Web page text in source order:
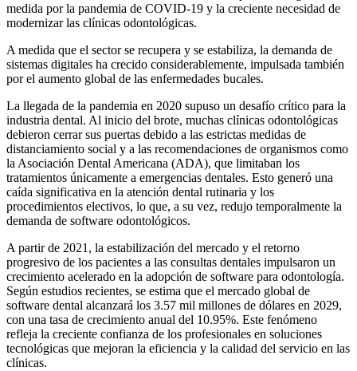
medida por la pandemia de COVID-19 y la creciente necesidad de
modernizar las clínicas odontológicas.
A medida que el sector se recupera y se estabiliza, la demanda de
sistemas digitales ha crecido considerablemente, impulsada también
por el aumento global de las enfermedades bucales.
La llegada de la pandemia en 2020 supuso un desafío crítico para la
industria dental. Al inicio del brote, muchas clínicas odontológicas
debieron cerrar sus puertas debido a las estrictas medidas de
distanciamiento social y a las recomendaciones de organismos como
la Asociación Dental Americana (ADA), que limitaban los
tratamientos únicamente a emergencias dentales. Esto generó una
caída significativa en la atención dental rutinaria y los
procedimientos electivos, lo que, a su vez, redujo temporalmente la
demanda de software odontológicos.
A partir de 2021, la estabilización del mercado y el retorno
progresivo de los pacientes a las consultas dentales impulsaron un
crecimiento acelerado en la adopción de software para odontología.
Según estudios recientes, se estima que el mercado global de
software dental alcanzará los 3.57 mil millones de dólares en 2029,
con una tasa de crecimiento anual del 10.95%. Este fenómeno
refleja la creciente confianza de los profesionales en soluciones
tecnológicas que mejoran la eficiencia y la calidad del servicio en las
clínicas.